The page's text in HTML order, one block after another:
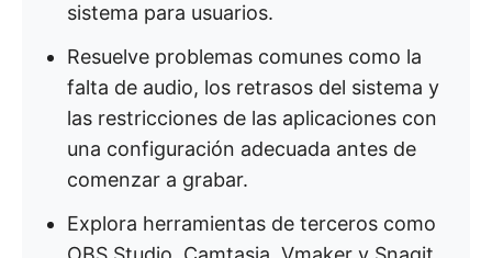
sistema para usuarios.
Resuelve problemas comunes como la
falta de audio, los retrasos del sistema y
las restricciones de las aplicaciones con
una configuración adecuada antes de
comenzar a grabar.
Explora herramientas de terceros como